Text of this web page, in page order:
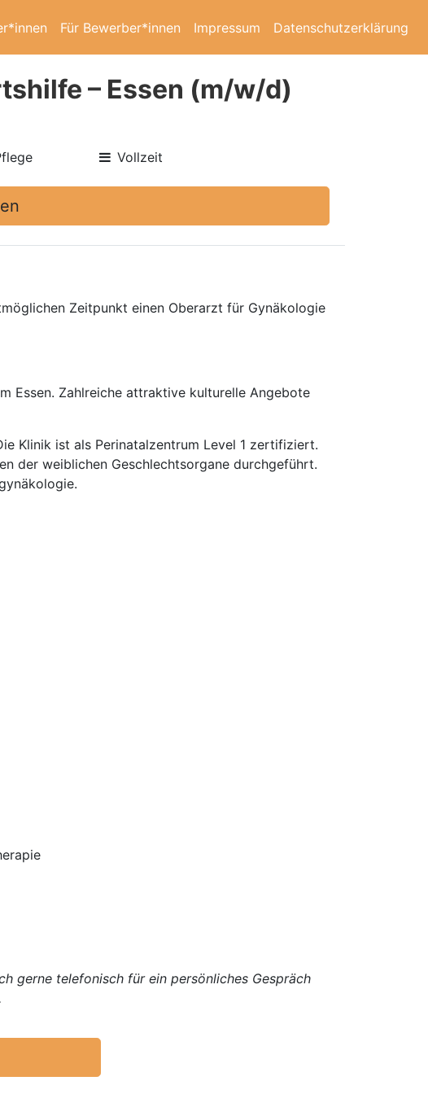
Für Bewerber*innen Impressum Datenschutzerklärung
– Essen (m/w/d)
Vollzeit
Zeitpunkt einen Oberarzt für Gynäkologie
Essen. Zahlreiche attraktive kulturelle Angebote
Klinik ist als Perinatalzentrum Level 1 zertifiziert.
der weiblichen Geschlechtsorgane durchgeführt.
gerne telefonisch für ein persönliches Gespräch